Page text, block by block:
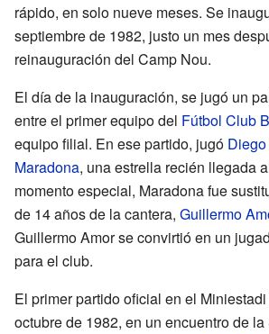
rápido, en solo nueve meses. Se
septiembre de 1982, justo un mes
reinauguración del Camp Nou.
El día de la inauguración, se jugó un
entre el primer equipo del Fútbol Club
equipo filial. En ese partido, jugó
Maradona, una estrella recién llegada
momento especial, Maradona fue
de 14 años de la cantera, Guillermo
Guillermo Amor se convirtió en un
para el club.
El primer partido oficial en el
octubre de 1982, en un encuentro de